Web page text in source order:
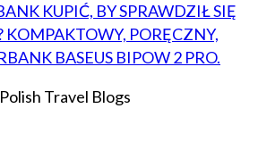
KUPIĆ, BY SPRAWDZIŁ SIĘ
KOMPAKTOWY, PORĘCZNY,
BASEUS BIPOW 2 PRO.